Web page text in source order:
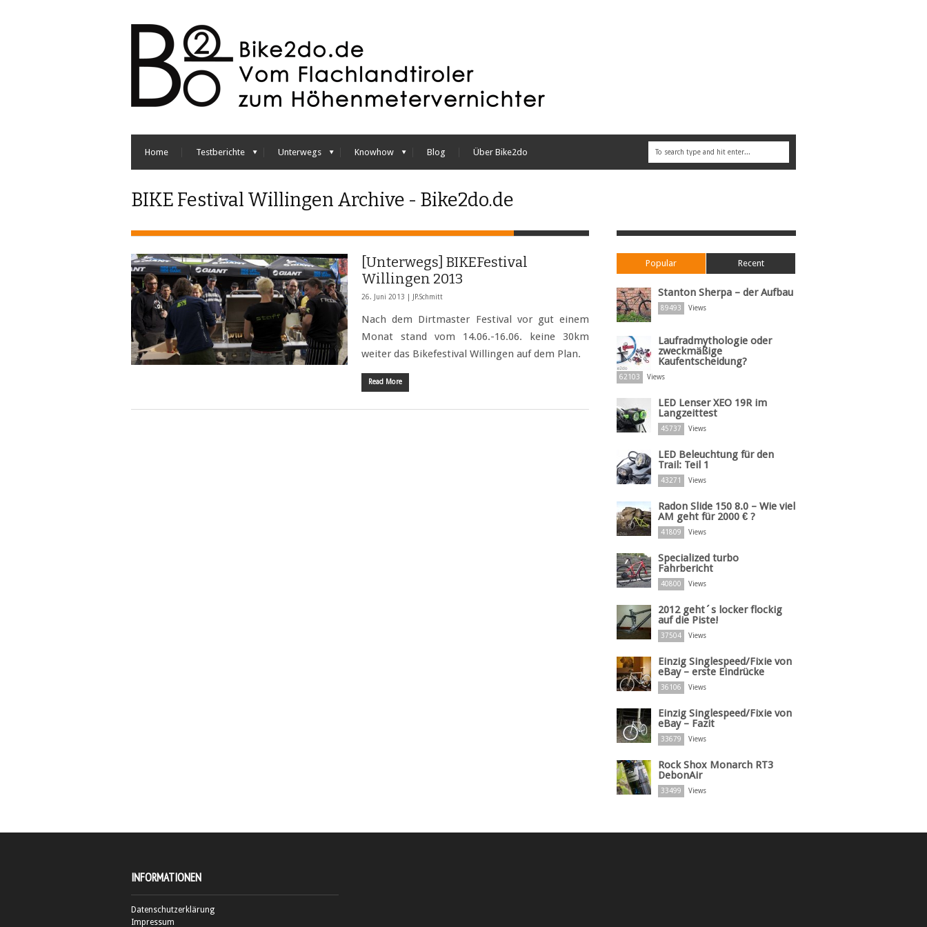
Home Testberichte Unterwegs Knowhow Blog Über Bike2do
BIKE Festival Willingen Archive - Bike2do.de
[Unterwegs] BIKEFestival
Willingen 2013
26. Juni 2013 | JP.Schmitt
Nach dem Dirtmaster Festival vor gut einem
Monat stand vom 14.06.-16.06. keine 30km
weiter das Bikefestival Willingen auf dem Plan.
Read More
Popular Recent
Stanton Sherpa – der Aufbau
89493 Views
Laufradmythologie oder
zweckmäßige
Kaufentscheidung?
62103 Views
LED Lenser XEO 19R im
Langzeittest
45737 Views
LED Beleuchtung für den
Trail: Teil 1
43271 Views
Radon Slide 150 8.0 – Wie viel
AM geht für 2000 € ?
41809 Views
Specialized turbo
Fahrbericht
40800 Views
2012 geht´s locker flockig
auf die Piste!
37504 Views
Einzig Singlespeed/Fixie von
eBay – erste Eindrücke
36106 Views
Einzig Singlespeed/Fixie von
eBay – Fazit
33679 Views
Rock Shox Monarch RT3
DebonAir
33499 Views
INFORMATIONEN
Datenschutzerklärung
Impressum